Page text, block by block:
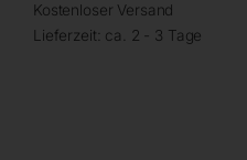
Kostenloser Versand
Lieferzeit: ca. 2 - 3 Tage